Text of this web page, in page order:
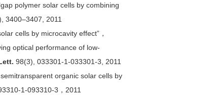
polymer solar cells by combining
3400–3407, 2011
cells by microcavity effect”，
optical performance of low-
98(3), 033301-1-033301-3, 2011
organic solar cells by
1-093310-3，2011